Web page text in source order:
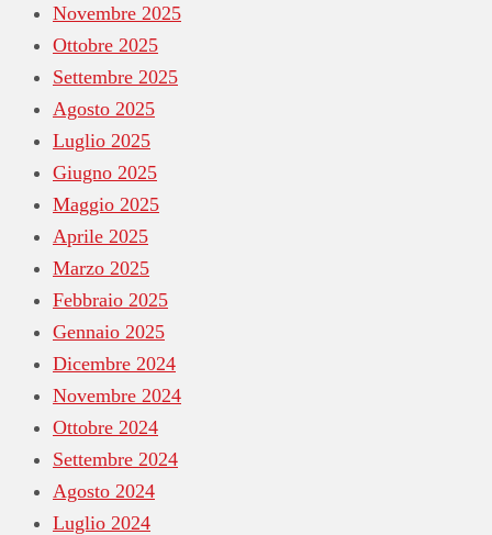
Novembre 2025
Ottobre 2025
Settembre 2025
Agosto 2025
Luglio 2025
Giugno 2025
Maggio 2025
Aprile 2025
Marzo 2025
Febbraio 2025
Gennaio 2025
Dicembre 2024
Novembre 2024
Ottobre 2024
Settembre 2024
Agosto 2024
Luglio 2024